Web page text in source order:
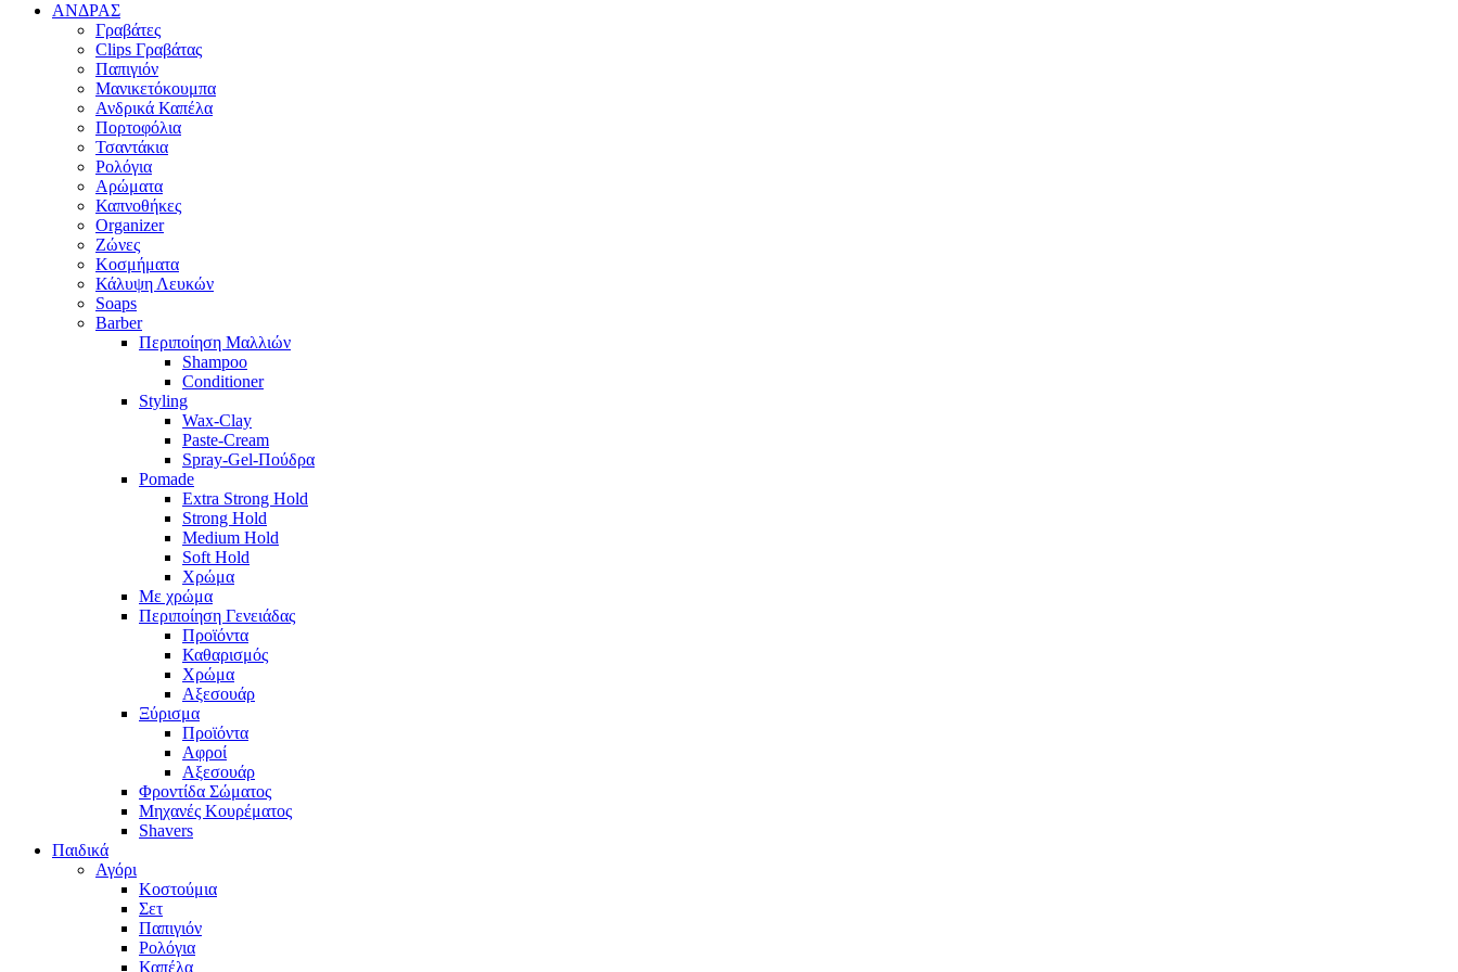
ΑΝΔΡΑΣ
Γραβάτες
Clips Γραβάτας
Παπιγιόν
Μανικετόκουμπα
Ανδρικά Καπέλα
Πορτοφόλια
Τσαντάκια
Ρολόγια
Αρώματα
Καπνοθήκες
Organizer
Ζώνες
Κοσμήματα
Κάλυψη Λευκών
Soaps
Barber
Περιποίηση Μαλλιών
Shampoo
Conditioner
Styling
Wax-Clay
Paste-Cream
Spray-Gel-Πούδρα
Pomade
Extra Strong Hold
Strong Hold
Medium Hold
Soft Hold
Χρώμα
Με χρώμα
Περιποίηση Γενειάδας
Προϊόντα
Καθαρισμός
Χρώμα
Αξεσουάρ
Ξύρισμα
Προϊόντα
Αφροί
Αξεσουάρ
Φροντίδα Σώματος
Μηχανές Κουρέματος
Shavers
Παιδικά
Αγόρι
Κοστούμια
Σετ
Παπιγιόν
Ρολόγια
Καπέλα